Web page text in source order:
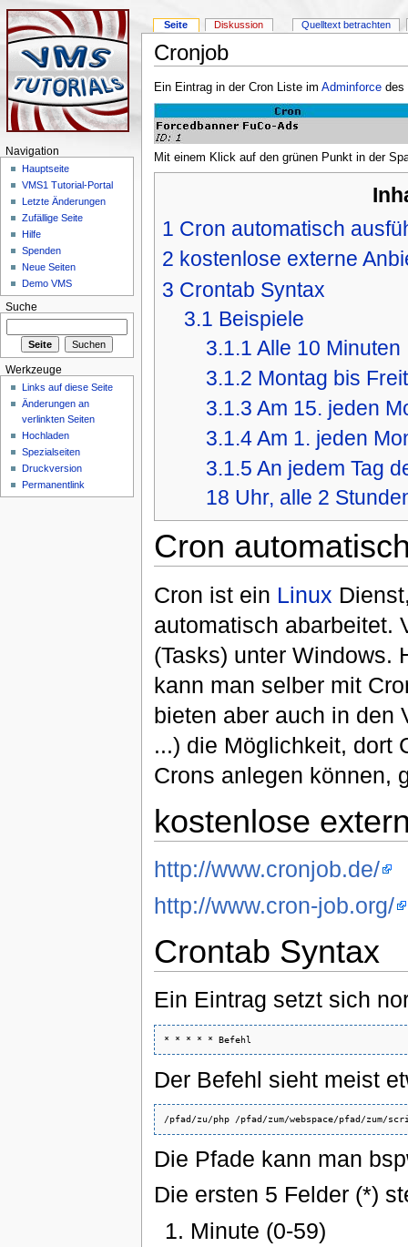
Cronjob
Ein Eintrag in der Cron Liste im Adminforcedes
Mit einem Klick auf den grünen Punkt in der
1 Cron automatisch
2 kostenlose externe
3 Crontab Syntax
3.1 Beispiele
3.1.1 Alle 10 Minuten
3.1.2 Montag bis
3.1.3 Am 15. jeden
3.1.4Am 1. jeden
3.1.5 An jedem Tag
18 Uhr, alle 2
Cron
Cron ist ein Linux
automatisch abarbeitet.
(Tasks) unter Windows.
kann man selber mit
bieten aber auch in den
...) die Möglichkeit, dort
Crons anlegen können,
kostenlose
http://www.cronjob.de/
http://www.cron-job.org/
Crontab Syntax
Ein Eintrag setzt sich
Der Befehl sieht meist
Die Pfade kann man
Die ersten 5 Felder (*)
Minute (0-59)
Seite Diskussion Quelltext betrachten
Navigation
Hauptseite
VMS1 Tutorial-Portal
Letzte Änderungen
Zufällige Seite
Hilfe
Spenden
Neue Seiten
Demo VMS
Suche
Werkzeuge
Links auf diese Seite
Änderungen an
verlinkten Seiten
Hochladen
Spezialseiten
Druckversion
Permanentlink